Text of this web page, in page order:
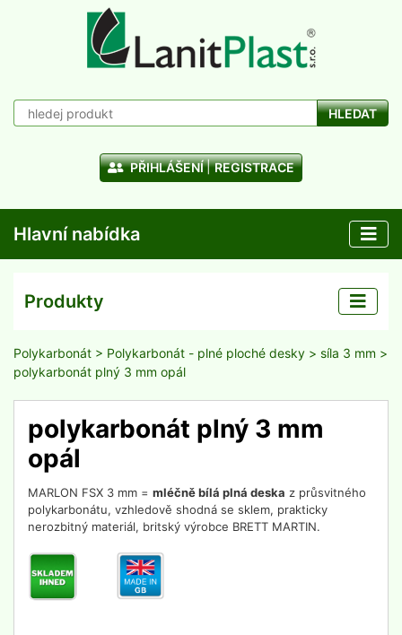
HLEDAT
PŘIHLÁŠENÍ REGISTRACE
Hlavní nabídka
Produkty
Polykarbonát > Polykarbonát - plné ploché desky > síla 3 mm >
polykarbonát plný 3 mm opál
polykarbonát plný 3 mm
opál
MARLON FSX 3 mm = mléčně bílá plná deska z průsvitného
polykarbonátu, vzhledově shodná se sklem, prakticky
nerozbitný materiál, britský výrobce BRETT MARTIN.